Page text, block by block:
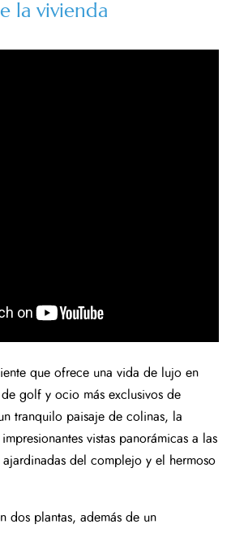
la vivienda
que ofrece una vida de lujo en
golf y ocio más exclusivos de
tranquilo paisaje de colinas, la
vistas panorámicas a las
ajardinadas del complejo y el hermoso
dos plantas, además de un